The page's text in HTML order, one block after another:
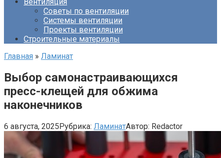
Советы по вентиляции
Системы вентиляции
Проекты вентиляции
Строительные материалы
Главная » Ламинат
Выбор самонастраивающихся
пресс-клещей для обжима
наконечников
6 августа, 2025Рубрика: ЛаминатАвтор: Redactor